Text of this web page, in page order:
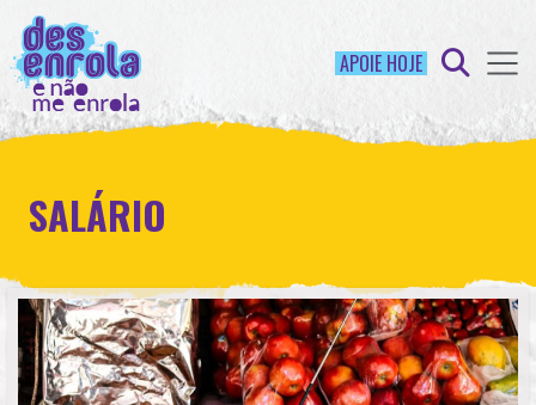
APOIE HOJE
SALÁRIO